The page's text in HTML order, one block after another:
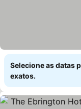
Selecione as datas
exatos.